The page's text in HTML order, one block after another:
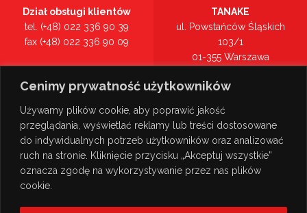
Cenimy prywatność użytkowników
Używamy plików cookie, aby poprawić jakość
przeglądania, wyświetlać reklamy lub treści dostosowane
do indywidualnych potrzeb użytkowników oraz analizować
ruch na stronie. Kliknięcie przycisku „Akceptuj wszystkie”
oznacza zgodę na wykorzystywanie przez nas plików
cookie.
Dział obsługi klientów
tel. (+48) 022 336 90 39
fax (+48) 022 336 90 09
tel. (+48) 022 336 90 00
TANAKE
ul. Powstańców Śląskich
103/1
01-355 Warszawa
Zobacz na mapie >